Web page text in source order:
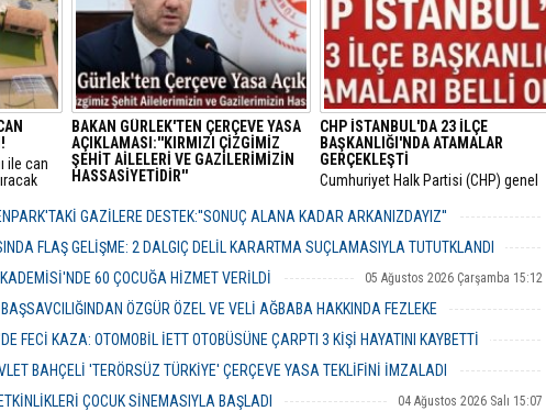
ile can
BAKAN GÜRLEK'TEN ÇERÇEVE YASA
AÇIKLAMASI:''KIRMIZI ÇİZGİMİZ
ŞEHİT AİLELERİ VE GAZİLERİMİZİN
HASSASİYETİDİR''
sunulan 12 maddelik yasa teklifinin
detaylarını açıklayarak "Terörsüz
Türkiye" hedefinin milli bir devlet
CHP İSTANBUL'DA 23 İLÇE
BAŞKANLIĞI'NDA ATAMALAR
GERÇEKLEŞTİ
​Cumhuriyet Halk Partisi (CHP) genel
bünyesinde hayata geçirdiği görevden
ardından gözler İstanbul il teşkilatına
GAZİLERE DESTEK:''SONUÇ ALANA KADAR ARKANIZDAYIZ''
06 Ağustos 2026 Perşembe 12:51
FLAŞ GELİŞME: 2 DALGIÇ DELİL KARARTMA SUÇLAMASIYLA TUTUTKLANDI
06 Ağustos 2026 Perşembe 11:26
60 ÇOCUĞA HİZMET VERİLDİ 05 Ağustos 2026 Çarşamba 15:12
ÖZGÜR ÖZEL VE VELİ AĞBABA HAKKINDA FEZLEKE
05 Ağustos 2026 Çarşamba 10:19
FECİ KAZA: OTOMOBİL İETT OTOBÜSÜNE ÇARPTI 3 KİŞİ HAYATINI KAYBETTİ
05 Ağustos 2026 Çarşamba 10:06
BAHÇELİ 'TERÖRSÜZ TÜRKİYE' ÇERÇEVE YASA TEKLİFİNİ İMZALADI
04 Ağustos 2026 Salı 16:18
ÇOCUK SİNEMASIYLA BAŞLADI 04 Ağustos 2026 Salı 15:07